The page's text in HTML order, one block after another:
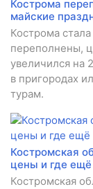
Кострома
майские
Кострома
переполнены,
увеличился на
в пригородах
турам.
Костромская
цены и где
Костромская